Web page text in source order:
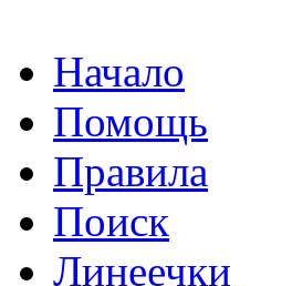
Начало
Помощь
Правила
Поиск
Линеечки